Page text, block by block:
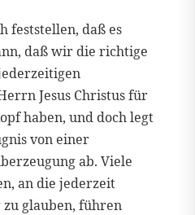
feststellen, daß es
daß wir die richtige
Jesus Christus für
haben, und doch legt
von einer
ab. Viele
an die jederzeit
glauben, führen